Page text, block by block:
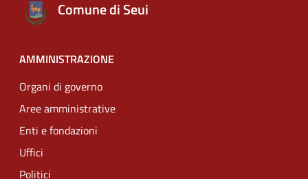
Comune di Seui
AMMINISTRAZIONE
Organi di governo
Aree amministrative
Enti e fondazioni
Uffici
Politici